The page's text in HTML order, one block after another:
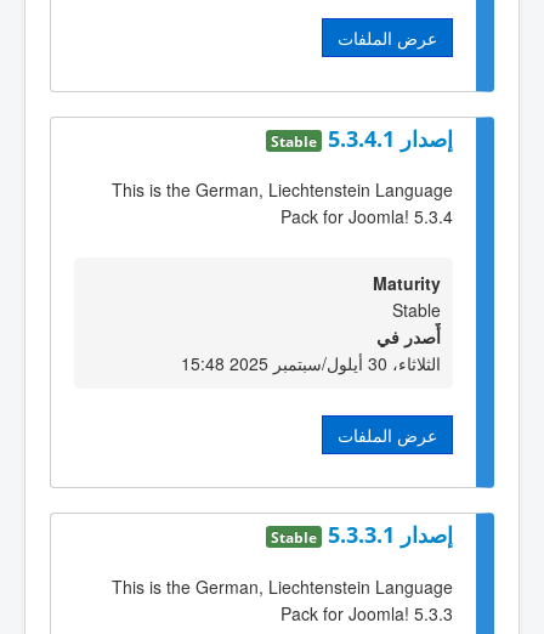
عرض الملفات
إصدار 5.3.4.1 Stable
This is the German, Liechtenstein Language
Pack for Joomla! 5.3.4
Maturity
Stable
أٌصدر في
الثلاثاء، 30 أيلول/سبتمبر 2025 15:48
عرض الملفات
إصدار 5.3.3.1 Stable
This is the German, Liechtenstein Language
Pack for Joomla! 5.3.3